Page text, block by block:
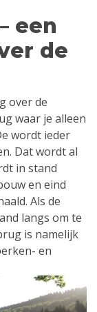
een
de
over de
waar je alleen
wordt ieder
Dat wordt al
in stand
en eind
Als de
langs om te
is namelijk
en